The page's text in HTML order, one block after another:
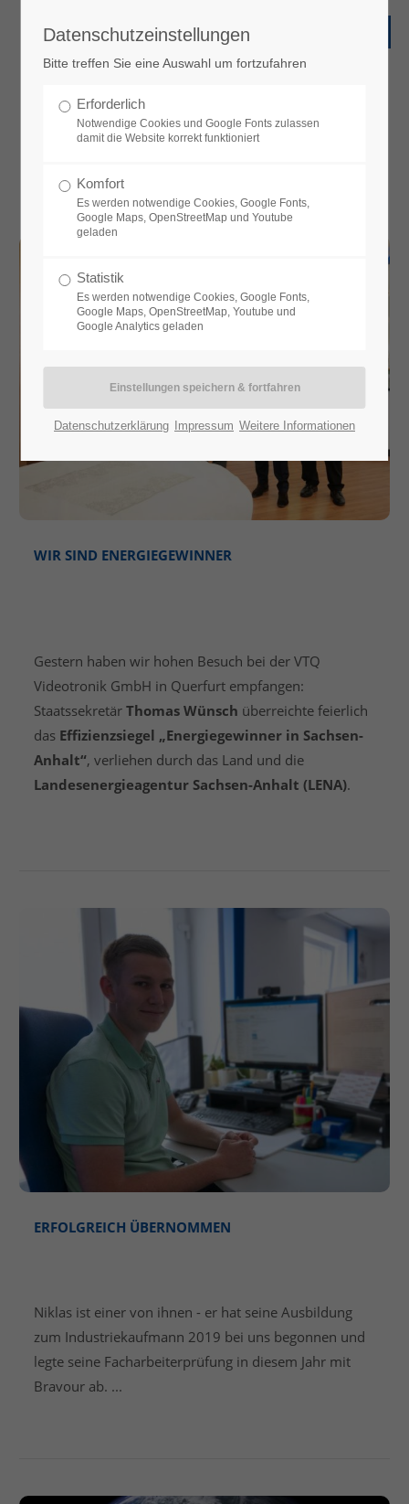
Aktuelle Nachrichten
WIR SIND ENERGIEGEWINNER
Gestern haben wir hohen Besuch bei der VTQ
Videotronik GmbH in Querfurt empfangen:
Staatssekretär Thomas Wünsch überreichte feierlich
das Effizienzsiegel „Energiegewinner in Sachsen-
Anhalt“, verliehen durch das Land und die
Landesenergieagentur Sachsen-Anhalt (LENA).
ERFOLGREICH ÜBERNOMMEN
Niklas ist einer von ihnen - er hat seine Ausbildung
zum Industriekaufmann 2019 bei uns begonnen und
legte seine Facharbeiterprüfung in diesem Jahr mit
Bravour ab. ...
Datenschutzeinstellungen
Bitte treffen Sie eine Auswahl um fortzufahren
Erforderlich
Notwendige Cookies und Google Fonts zulassen
damit die Website korrekt funktioniert
Komfort
Es werden notwendige Cookies, Google Fonts,
Google Maps, OpenStreetMap und Youtube
geladen
Statistik
Es werden notwendige Cookies, Google Fonts,
Google Maps, OpenStreetMap, Youtube und
Google Analytics geladen
Datenschutzerklärung Impressum Weitere Informationen